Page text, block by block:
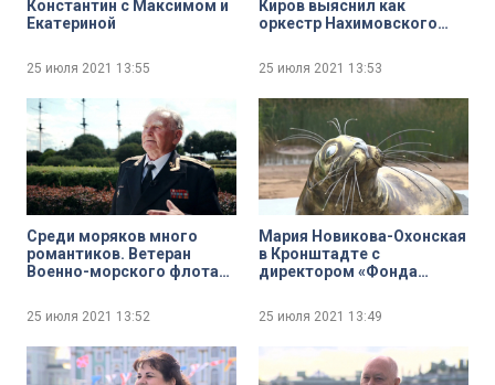
Константин с Максимом и
Екатериной
25 июля 2021 13:55
Киров выяснил как
оркестр Нахимовского
Дня ВМФ
25 июля 2021 13:53
Среди моряков много
романтиков. Ветеран
Военно-морского флота
рассказывает о своих
любимых морских местах
Северной столицы
25 июля 2021 13:52
Мария Новикова-Охонская
в Кронштадте с
директором «Фонда
Вячеславом Алексеевым.
Открытие памятника
25 июля 2021 13:49